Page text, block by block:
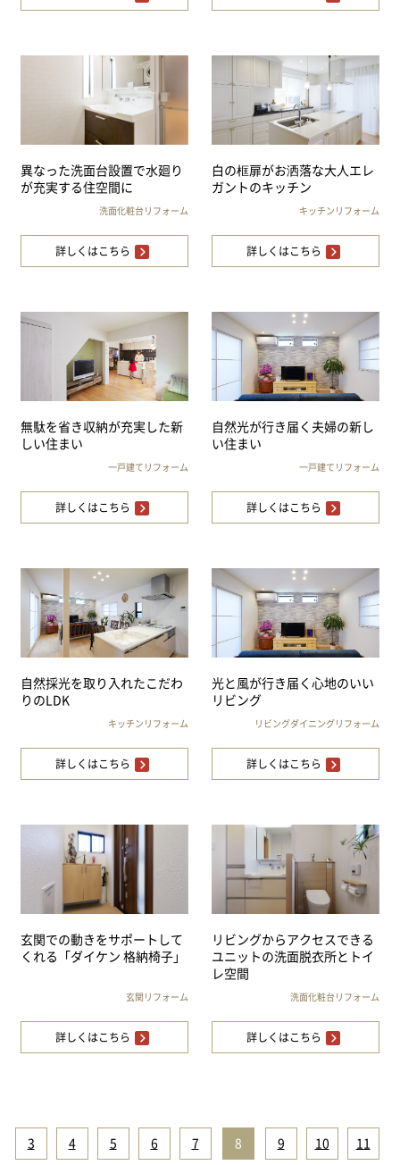
異なった洗面台設置で水廻り
が充実する住空間に
洗面化粧台リフォーム
詳しくはこちら
白の框扉がお洒落な大人エレ
ガントのキッチン
キッチンリフォーム
詳しくはこちら
無駄を省き収納が充実した新
しい住まい
一戸建てリフォーム
詳しくはこちら
自然光が行き届く夫婦の新し
い住まい
一戸建てリフォーム
詳しくはこちら
自然採光を取り入れたこだわ
りのLDK
キッチンリフォーム
詳しくはこちら
光と風が行き届く心地のいい
リビング
リビングダイニングリフォーム
詳しくはこちら
玄関での動きをサポートして
くれる「ダイケン 格納椅子」
玄関リフォーム
詳しくはこちら
リビングからアクセスできる
ユニットの洗面脱衣所とトイ
レ空間
洗面化粧台リフォーム
詳しくはこちら
3 4 5 6 7 8 9 10 11